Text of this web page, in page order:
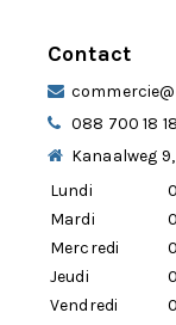
Contact
088 700 18 18
Kanaalweg
Lundi
Mardi
Mercredi
Jeudi
Vendredi